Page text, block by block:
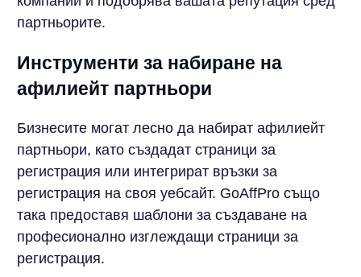
партньорите.
Инструменти за набиране на
афилиейт партньори
Бизнесите могат лесно да набират афилиейт
партньори, като създадат страници за
регистрация или интегрират връзки за
регистрация на своя уебсайт. GoAffPro също
така предоставя шаблони за създаване на
професионално изглеждащи страници за
регистрация.